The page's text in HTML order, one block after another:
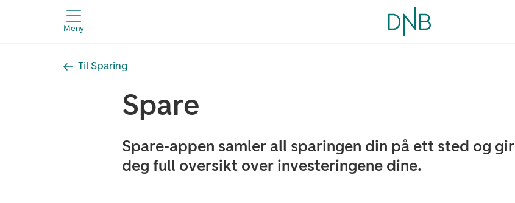
Meny
Til Sparing
Spare
Spare-appen samler all sparingen din på ett sted og gir
deg full oversikt over investeringene dine.